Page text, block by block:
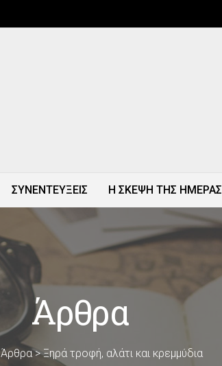
ΣΥΝΕΝΤΕΥΞΕΙΣ Η ΣΚΕΨΗ ΤΗΣ ΗΜΕΡΑΣ
Άρθρα
Άρθρα>Ξηρά τροφή, αλάτι και κρεμμύδια